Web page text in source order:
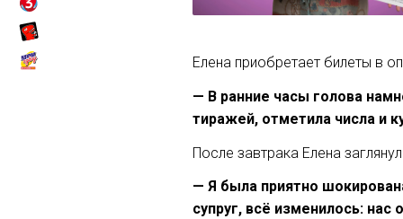
Елена приобретает билеты в
— В ранние часы голова
тиражей, отметила числа и
После завтрака Елена
— Я была приятно
супруг, всё изменилось: